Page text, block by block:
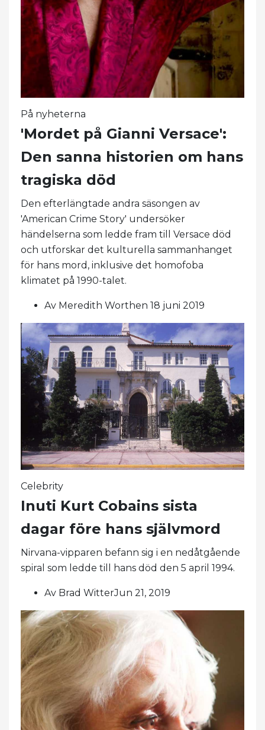
På nyheterna
'Mordet på Gianni Versace':
Den sanna historien om hans
tragiska död
Den efterlängtade andra säsongen av
'American Crime Story' undersöker
händelserna som ledde fram till Versace död
och utforskar det kulturella sammanhanget
för hans mord, inklusive det homofoba
klimatet på 1990-talet.
Av Meredith Worthen 18 juni 2019
Celebrity
Inuti Kurt Cobains sista
dagar före hans självmord
Nirvana-vipparen befann sig i en nedåtgående
spiral som ledde till hans död den 5 april 1994.
Av Brad WitterJun 21, 2019